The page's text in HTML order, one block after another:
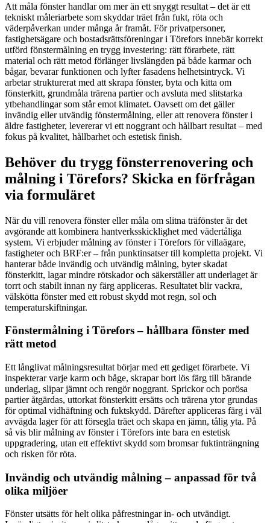
Att måla fönster handlar om mer än ett snyggt resultat – det är ett
tekniskt måleriarbete som skyddar träet från fukt, röta och
väderpåverkan under många år framåt. För privatpersoner,
fastighetsägare och bostadsrättsföreningar i Törefors innebär korrekt
utförd fönstermålning en trygg investering: rätt förarbete, rätt
material och rätt metod förlänger livslängden på både karmar och
bågar, bevarar funktionen och lyfter fasadens helhetsintryck. Vi
arbetar strukturerat med att skrapa fönster, byta och kitta om
fönsterkitt, grundmåla trärena partier och avsluta med slitstarka
ytbehandlingar som står emot klimatet. Oavsett om det gäller
invändig eller utvändig fönstermålning, eller att renovera fönster i
äldre fastigheter, levererar vi ett noggrant och hållbart resultat – med
fokus på kvalitet, hållbarhet och estetisk finish.
Behöver du trygg fönsterrenovering och
målning i Törefors? Skicka en förfrågan
via formuläret
När du vill renovera fönster eller måla om slitna träfönster är det
avgörande att kombinera hantverksskicklighet med vädertåliga
system. Vi erbjuder målning av fönster i Törefors för villaägare,
fastigheter och BRF:er – från punktinsatser till kompletta projekt. Vi
hanterar både invändig och utvändig målning, byter skadat
fönsterkitt, lagar mindre rötskador och säkerställer att underlaget är
torrt och stabilt innan ny färg appliceras. Resultatet blir vackra,
välskötta fönster med ett robust skydd mot regn, sol och
temperaturskiftningar.
Fönstermålning i Törefors – hållbara fönster med
rätt metod
Ett långlivat målningsresultat börjar med ett gediget förarbete. Vi
inspekterar varje karm och båge, skrapar bort lös färg till bärande
underlag, slipar jämnt och rengör noggrant. Sprickor och porösa
partier åtgärdas, uttorkat fönsterkitt ersätts och trärena ytor grundas
för optimal vidhäftning och fuktskydd. Därefter appliceras färg i väl
avvägda lager för att försegla träet och skapa en jämn, tålig yta. På
så vis blir målning av fönster i Törefors inte bara en estetisk
uppgradering, utan ett effektivt skydd som bromsar fuktinträngning
och risken för röta.
Invändig och utvändig målning – anpassad för två
olika miljöer
Fönster utsätts för helt olika påfrestningar in- och utvändigt.